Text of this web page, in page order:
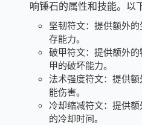
响锤石的属性和技能。以
坚韧符文：提供额外
存能力。
破甲符文：提供额外
甲的破坏能力。
法术强度符文：提供
能伤害。
冷却缩减符文：提供
的冷却时间。